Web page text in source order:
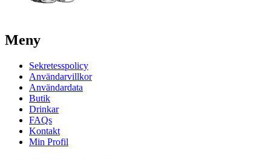
Meny
Sekretesspolicy
Användarvillkor
Användardata
Butik
Drinkar
FAQs
Kontakt
Min Profil